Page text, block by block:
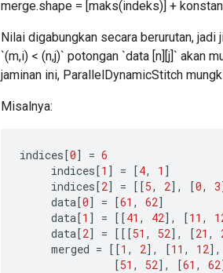
merge.shape = [maks(indeks)] +
Nilai digabungkan secara berurutan,
`(m,i) < (n,j)` potongan `data [n][j]` akan
jaminan ini, ParallelDynamicStitch
Misalnya:
indices[0] = 6
indices[1 ] = [4, 1 ]
indices[2] = [[5, 2] , [0, 3
data[0] = [61 , 62]
data[1 ] = [[41 , 42] , [11 ,
data[2] = [[[51 , 52] , [21 ,
merged = [[1 , 2] , [11 , 12] ,
[51 , 52] , [61 , 62